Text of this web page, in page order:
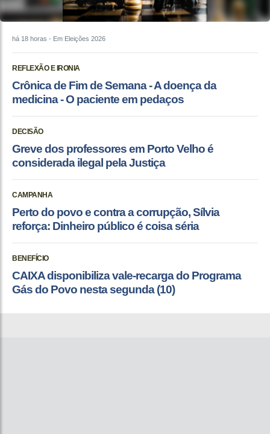
há 18 horas - Em Eleições 2026
REFLEXÃO E IRONIA
Crônica de Fim de Semana - A doença da
medicina - O paciente em pedaços
DECISÃO
Greve dos professores em Porto Velho é
considerada ilegal pela Justiça
CAMPANHA
Perto do povo e contra a corrupção, Sílvia
reforça: Dinheiro público é coisa séria
BENEFÍCIO
CAIXA disponibiliza vale-recarga do Programa
Gás do Povo nesta segunda (10)